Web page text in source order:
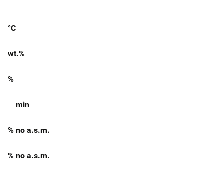
°C
wt.%
%
min
% no a.s.m.
% no a.s.m.